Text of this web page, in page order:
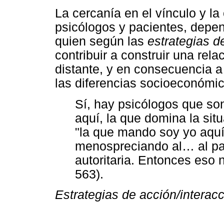
La cercanía en el vínculo y
psicólogos y pacientes,
quien según las estrategias
contribuir a construir una
distante, y en consecuencia
las diferencias
Sí, hay psicólogos que
aquí, la que domina la
"la que mando soy yo
menospreciando al… al
autoritaria. Entonces eso
563).
Estrategias de acción/